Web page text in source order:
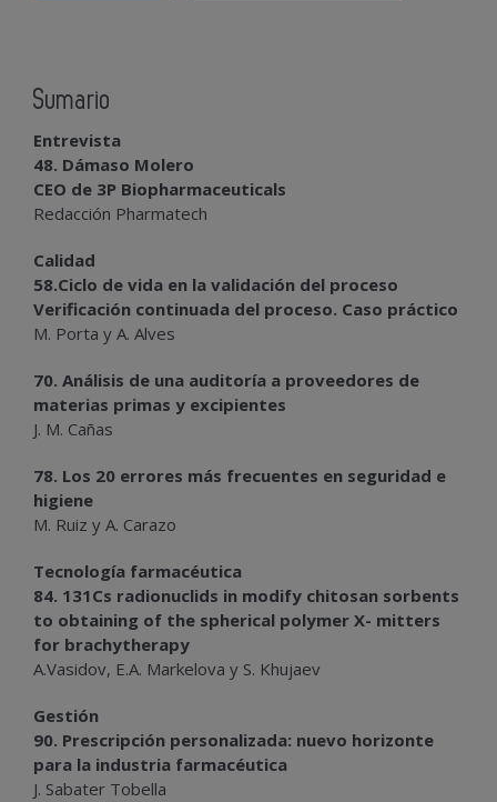
Sumario
Entrevista
48. Dámaso Molero
CEO de 3P Biopharmaceuticals
Redacción Pharmatech
Calidad
58.Ciclo de vida en la validación del proceso
Verificación continuada del proceso. Caso práctico
M. Porta y A. Alves
70. Análisis de una auditoría a proveedores de
materias primas y excipientes
J. M. Cañas
78. Los 20 errores más frecuentes en seguridad e
higiene
M. Ruiz y A. Carazo
Tecnología farmacéutica
84. 131Cs radionuclids in modify chitosan sorbents
to obtaining of the spherical polymer X- mitters
for brachytherapy
A.Vasidov, E.A. Markelova y S. Khujaev
Gestión
90. Prescripción personalizada: nuevo horizonte
para la industria farmacéutica
J. Sabater Tobella